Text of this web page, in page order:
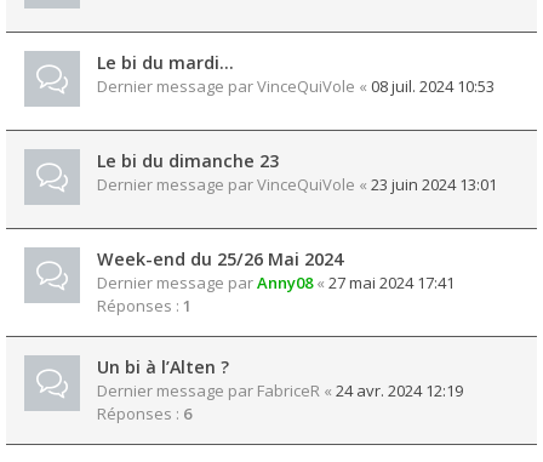
Le bi du mardi…
Dernier message parVinceQuiVole « 08 juil. 2024 10:53
Le bi du dimanche 23
Dernier message parVinceQuiVole « 23 juin 2024 13:01
Week-end du 25/26 Mai 2024
Dernier message parAnny08« 27 mai 2024 17:41
Réponses : 1
Un bi à l’Alten ?
Dernier message par FabriceR « 24 avr. 2024 12:19
Réponses : 6